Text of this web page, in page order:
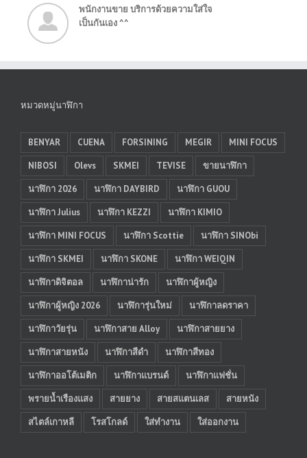
พนักงานขาย บริการด้วยความใส่ใจ
เป็นกันเอง ^^
หมวดหมู่นาฬิกา
BENYAR CUENA FORSINING MEGIR
MINI FOCUS
NIBOSI
Olevs SKMEI TEVISE
ขายนาฬิกา
นาฬิกา 2026
นาฬิกา DAYBIRD
นาฬิกา GUOU
นาฬิกา Julius
นาฬิกา KEZZI
นาฬิกา KIMIO
นาฬิกา MINI FOCUS
นาฬิกา Scottie
นาฬิกา SINObi
นาฬิกา SKMEI
นาฬิกา SKONE
นาฬิกา WEIQIN
นาฬิกาดิจิตอล
นาฬิกาน่ารัก
นาฬิกาผู้หญิง
นาฬิกาผู้หญิง 2026
นาฬิการุ่นใหม่
นาฬิกาลดราคา
นาฬิกาวัยรุ่น
นาฬิกาสาย Alloy
นาฬิกาสายยาง
นาฬิกาสายหนัง
นาฬิกาสีดำ
นาฬิกาสีทอง
นาฬิกาออโต้เมติก
นาฬิกาแบรนด์
นาฬิกาแฟชั่น
พรายน้ำเรืองแสง
สายยาง สายสแตนเลส
สายหนัง
สไตล์เกาหลี
โรสโกลด์ ใส่ทำงาน ใส่ออกงาน